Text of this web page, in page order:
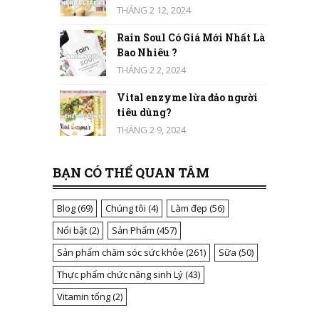
THÁNG 2 12, 2024
Rain Soul Có Giá Mới Nhất Là
Bao Nhiêu ?
THÁNG 2 2, 2024
Vital enzyme lừa đảo người
tiêu dùng?
THÁNG 2 9, 2024
BẠN CÓ THỂ QUAN TÂM
Blog(69) Chúng tôi (4) Làm đẹp (56)
Nổi bật(2) Sản Phẩm (457)
Sản phẩm chăm sóc sức khỏe (261) Sữa (50)
Thực phẩm chức năng sinh Lý(43)
Vitamin tổng(2)